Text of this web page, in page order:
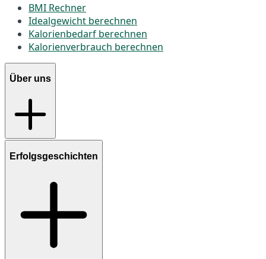
BMI Rechner
Idealgewicht berechnen
Kalorienbedarf berechnen
Kalorienverbrauch berechnen
Über uns
Erfolgsgeschichten